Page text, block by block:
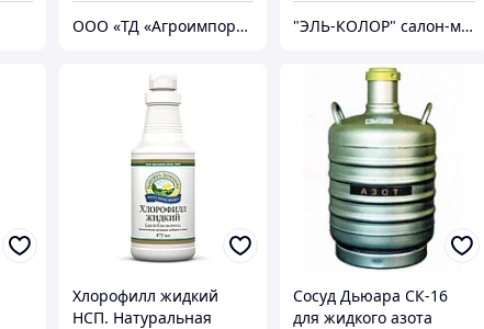
ООО «ТД «Агроимпорт ЛТД» "ЭЛЬ-КОЛОР" салон-магазин декоративно-отделочных и строительных материалов
Хлорофилл жидкий
НСП. Натуральная
Сосуд Дьюара СК-16
для жидкого азота